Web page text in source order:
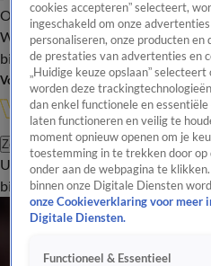
Overzicht Onze programma's
WandelgangenInterviews
bijwonenPodcastShop
Volg Vandaag Inside
Zoeken
UitzendingenVandaag InsideDe
bijwonen
cookies accepteren” selecteert,
ingeschakeld om onze
personaliseren, onze producten
de prestaties van advertenties en
„Huidige keuze opslaan”
worden deze
dan enkel functionele en
laten functioneren en veilig te
moment opnieuw openen om je
toestemming in te trekken door
onder aan de webpagina te
binnen onze Digitale Diensten
onze Cookieverklaring voor meer
Digitale Diensten.
Functioneel & Essentieel